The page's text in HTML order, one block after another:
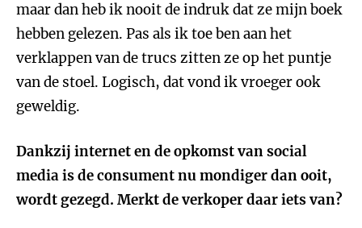
maar dan heb ik nooit de indruk dat ze mijn boek
hebben gelezen. Pas als ik toe ben aan het
verklappen van de trucs zitten ze op het puntje
van de stoel. Logisch, dat vond ik vroeger ook
geweldig.
Dankzij internet en de opkomst van social
media is de consument nu mondiger dan ooit,
wordt gezegd. Merkt de verkoper daar iets van?